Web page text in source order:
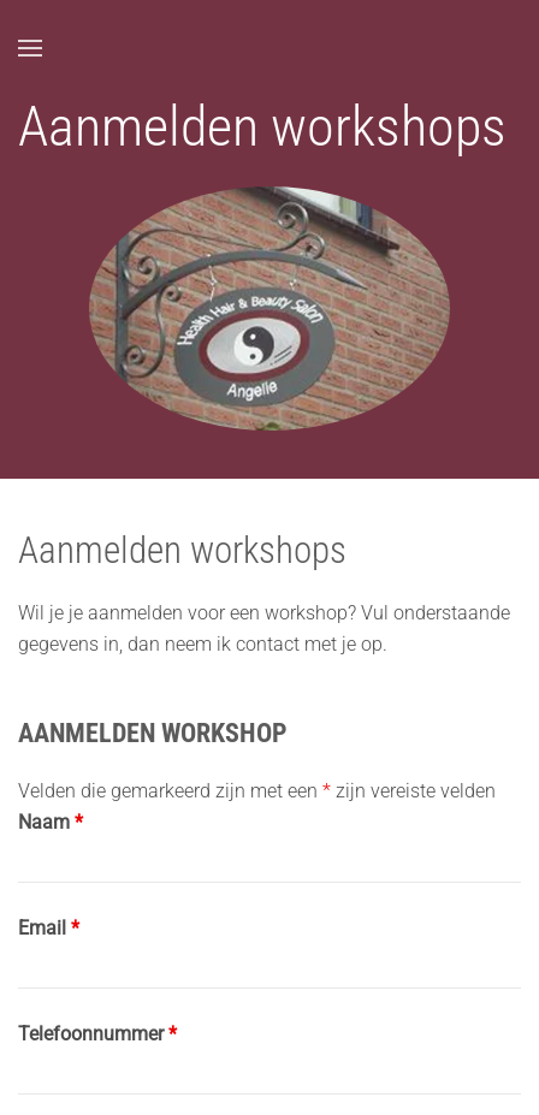
Aanmelden workshops
Aanmelden workshops
Wil je je aanmelden voor een workshop? Vul onderstaande
gegevens in, dan neem ik contact met je op.
AANMELDEN WORKSHOP
Velden die gemarkeerd zijn met een * zijn vereiste velden
Naam *
Email *
Telefoonnummer*